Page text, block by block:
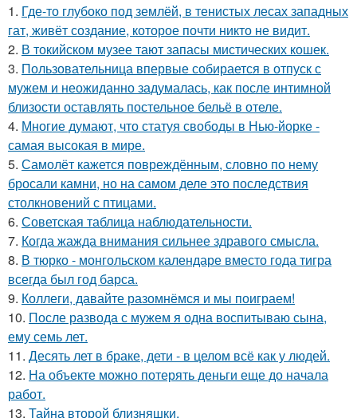
1. Где-то глубоко под землёй, в тенистых лесах западных
гат, живёт создание, которое почти никто не видит.
2. В токийском музее тают запасы мистических кошек.
3. Пользовательница впервые собирается в отпуск с
мужем и неожиданно задумалась, как после интимной
близости оставлять постельное бельё в отеле.
4. Многие думают, что статуя свободы в Нью-йорке -
самая высокая в мире.
5. Самолёт кажется повреждённым, словно по нему
бросали камни, но на самом деле это последствия
столкновений с птицами.
6. Советская таблица наблюдательности.
7. Когда жажда внимания сильнее здравого смысла.
8. В тюрко - монгольском календаре вместо года тигра
всегда был год барса.
9. Коллеги, давайте разомнёмся и мы поиграем!
10. После развода с мужем я одна воспитываю сына,
ему семь лет.
11. Десять лет в браке, дети - в целом всё как у людей.
12. На объекте можно потерять деньги еще до начала
работ.
13. Тайна второй близняшки.